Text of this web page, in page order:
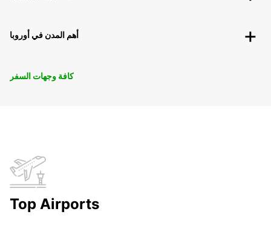
أهم المدن في أوروبا
كافة وجهات السفر
Top Airports